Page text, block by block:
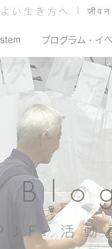
よい生き方へ |
プログラム・イ
活動